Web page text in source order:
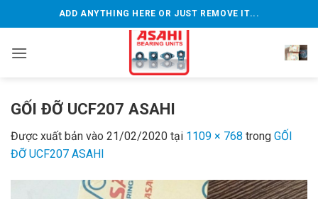
qua
dung
ADD ANYTHING HERE OR JUST REMOVE IT...
GỐI ĐỠ UCF207 ASAHI
Được xuất bản vào 21/02/2020 tại 1109 × 768 trong GỐI
ĐỠ UCF207 ASAHI